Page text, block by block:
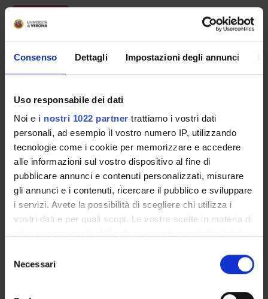
Consenso Dettagli Impostazioni degli annunci
Uso responsabile dei dati
Noi e i nostri 1022 partner trattiamo i vostri dati
personali, ad esempio il vostro numero IP, utilizzando
tecnologie come i cookie per memorizzare e accedere
alle informazioni sul vostro dispositivo al fine di
pubblicare annunci e contenuti personalizzati, misurare
gli annunci e i contenuti, ricercare il pubblico e sviluppare
i servizi. Avete la possibilità di scegliere chi utilizza i
vostri dati e per quali scopi. Le vostre scelte in materia di
modificare o revocare il proprio consenso in qualsiasi
momento dalla Dichiarazione sui cookie o facendo clic
delNecessari
Insegnamenti
Calendario didattico
Orario lezioni
Piani didattici
Calendario esami
Bacheca avvisi
Proposte tesi e stage
Organi collegiali e di governo
OFFERTA FORMATIVA